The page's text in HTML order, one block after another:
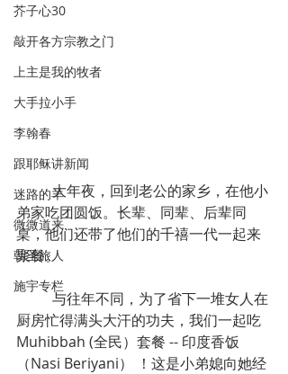
芥子心30
敲开各方宗教之门
上主是我的牧者
大手拉小手
李翰春
跟耶稣讲新闻
迷路的羊
微微道来
朝圣旅人
施宇专栏
	大年夜，回到老公的家乡，在他小
弟家吃团圆饭。长辈、同辈、后辈同
桌，他们还带了他们的千禧一代一起来
聚餐。
	与往年不同，为了省下一堆女人在
厨房忙得满头大汗的功夫，我们一起吃
Muhibbah (全民）套餐 -- 印度香饭
（Nasi Beriyani） ！这是小弟媳向她经